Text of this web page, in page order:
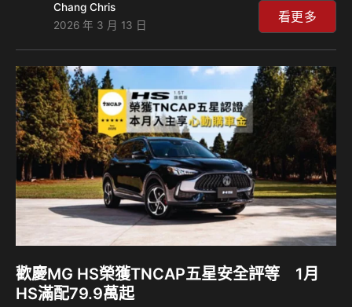
優惠價」75.9萬元起(含舊換新、貨物稅減徵優惠)，讓愛車族
能以最親民的門檻，與MG一起揮出精彩生活全壘打。 除了極
具競爭力的限量典藏方案，MG Taiwan 針對HS全車系也同步
祭出多重購車驚喜，凡於本月入主HS 1.5T旗艦版，完成領牌
即享TNCAP五星榮耀「專屬心動購車金4萬元」與「第五年延
長保固(價值15,000元)」，讓您的愛車防護如同場上的金手
套，守備滴…
Chang Chris
2026 年 3 月 13 日
看更多
歡慶MG HS榮獲TNCAP五星安全評等 1月
HS滿配79.9萬起